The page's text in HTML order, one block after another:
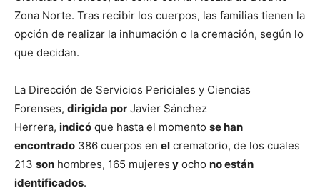
Zona Norte. Tras recibir los cuerpos, las familias tienen la
opción de realizar la inhumación o la cremación, según lo
que decidan.
La Dirección de Servicios Periciales y Ciencias
Forenses, dirigida por Javier Sánchez
Herrera, indicó que hasta el momento se han
encontrado 386 cuerpos en el crematorio, de los cuales
213 son hombres, 165 mujeres y ocho no están
identificados.